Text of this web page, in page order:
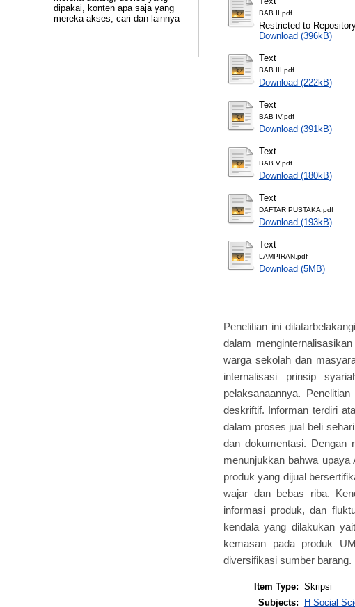
dipakai, konten apa saja yang
mereka akses, cari dan lainnya
BAB II.pdf
Restricted to
Download (396kB)
Text
BAB III.pdf
Download (222kB)
Text
BAB IV.pdf
Download (391kB)
Text
BAB V.pdf
Download (180kB)
Text
DAFTAR PUSTAKA.pdf
Download (193kB)
Text
LAMPIRAN.pdf
Download (5MB)
Penelitian ini
dalam
warga sekolah dan
internalisasi prinsip
pelaksanaannya.
deskriftif. Informan terdiri
dalam proses jual beli
dan dokumentasi. Dengan
menunjukkan bahwa
produk yang dijual
wajar dan bebas riba.
informasi produk, dan
kendala yang dilakukan
kemasan pada produk
diversifikasi sumber barang.
Item Type: Skripsi
Subjects:
H Social